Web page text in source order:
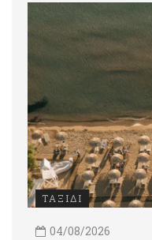
ΤΑΞΙΔΙ
04/08/2026